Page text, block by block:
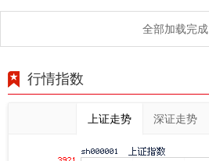
景
全部加载完成
行情指数
上证走势 深证走势